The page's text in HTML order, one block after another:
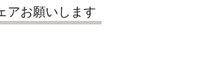
アお願いします